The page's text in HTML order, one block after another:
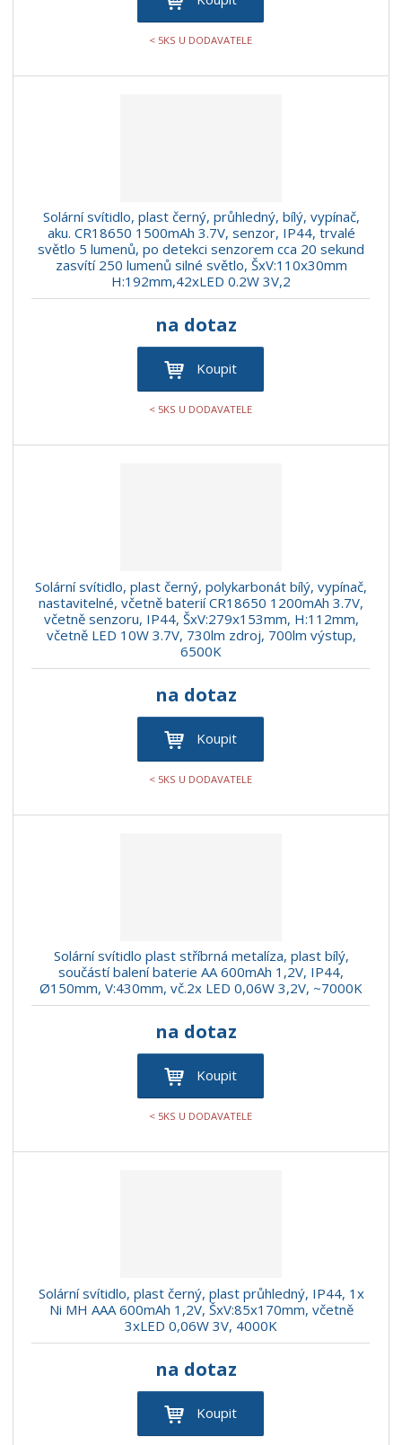
< 5KS U DODAVATELE
Solární svítidlo, plast černý, průhledný, bílý, vypínač,
aku. CR18650 1500mAh 3.7V, senzor, IP44, trvalé
světlo 5 lumenů, po detekci senzorem cca 20 sekund
zasvítí 250 lumenů silné světlo, ŠxV:110x30mm
H:192mm,42xLED 0.2W 3V,2
na dotaz
Koupit
< 5KS U DODAVATELE
Solární svítidlo, plast černý, polykarbonát bílý, vypínač,
nastavitelné, včetně baterií CR18650 1200mAh 3.7V,
včetně senzoru, IP44, ŠxV:279x153mm, H:112mm,
včetně LED 10W 3.7V, 730lm zdroj, 700lm výstup,
6500K
na dotaz
Koupit
< 5KS U DODAVATELE
Solární svítidlo plast stříbrná metalíza, plast bílý,
součástí balení baterie AA 600mAh 1,2V, IP44,
Ø150mm, V:430mm, vč.2x LED 0,06W 3,2V, ~7000K
na dotaz
Koupit
< 5KS U DODAVATELE
Solární svítidlo, plast černý, plast průhledný, IP44, 1x
Ni MH AAA 600mAh 1,2V, ŠxV:85x170mm, včetně
3xLED 0,06W 3V, 4000K
na dotaz
Koupit